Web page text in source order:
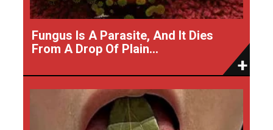
Fungus Is A Parasite, And It Dies
From A Drop Of Plain...